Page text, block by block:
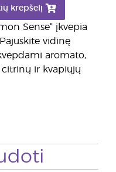
Sense“ įkvepia
vidinę
aromato,
citrinų ir kvapiųjų
krepšelį